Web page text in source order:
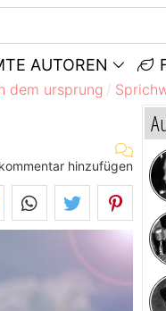
AUTOREN
dem ursprung
kommentar hinzufügen